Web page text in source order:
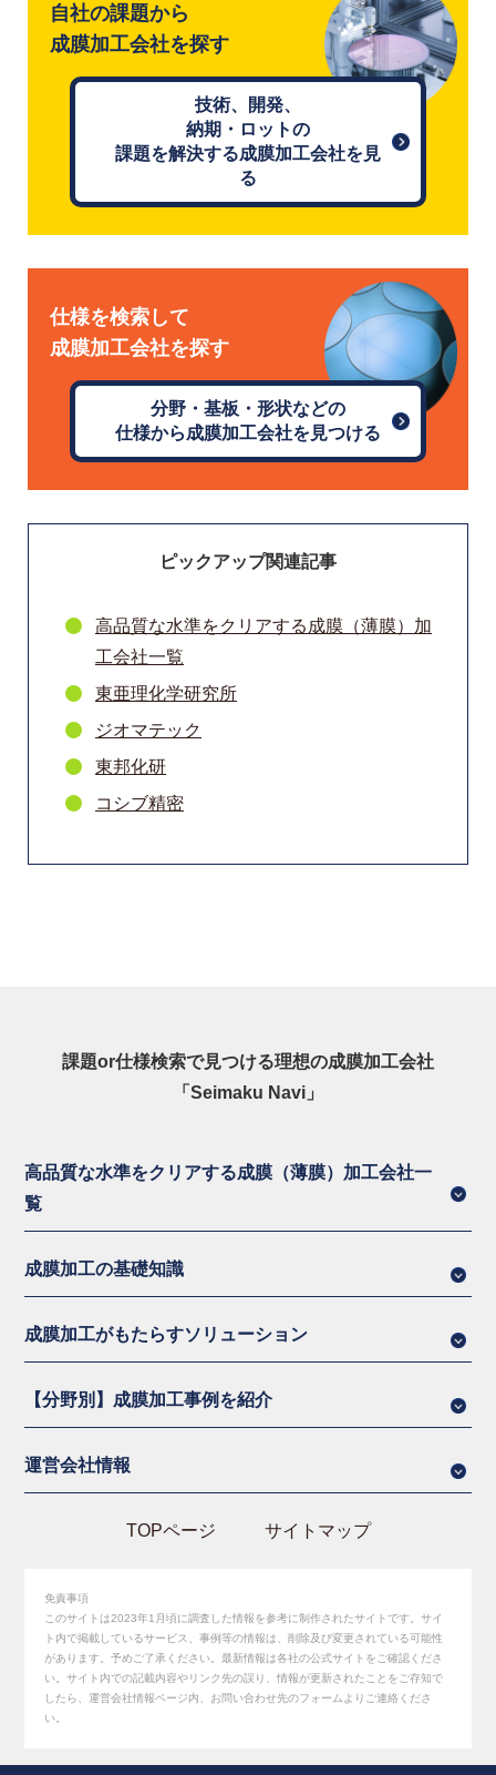
自社の課題から
成膜加工会社を探す
技術、開発、
納期・ロットの
課題を解決する成膜加工会社を見
る
仕様を検索して
成膜加工会社を探す
分野・基板・形状などの
仕様から成膜加工会社を見つける
ピックアップ関連記事
高品質な水準をクリアする成膜（薄膜）加
工会社一覧
東亜理化学研究所
ジオマテック
東邦化研
コシブ精密
課題or仕様検索で見つける理想の成膜加工会社
「Seimaku Navi」
高品質な水準をクリアする成膜（薄膜）加工会社一
覧
成膜加工の基礎知識
成膜加工がもたらすソリューション
【分野別】成膜加工事例を紹介
運営会社情報
TOPページ サイトマップ
免責事項
このサイトは2023年1月頃に調査した情報を参考に制作されたサイトです。サイ
ト内で掲載しているサービス、事例等の情報は、削除及び変更されている可能性
があります。予めご了承ください。最新情報は各社の公式サイトをご確認くださ
い。サイト内での記載内容やリンク先の誤り、情報が更新されたことをご存知で
したら、運営会社情報ページ内、お問い合わせ先のフォームよりご連絡くださ
い。